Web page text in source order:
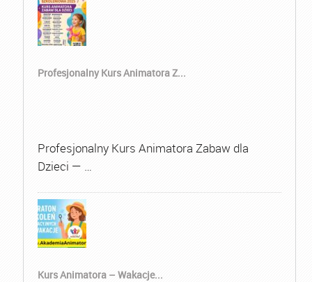
Profesjonalny Kurs Animatora Z...
Profesjonalny Kurs Animatora Zabaw dla
Dzieci — …
Kurs Animatora – Wakacje...